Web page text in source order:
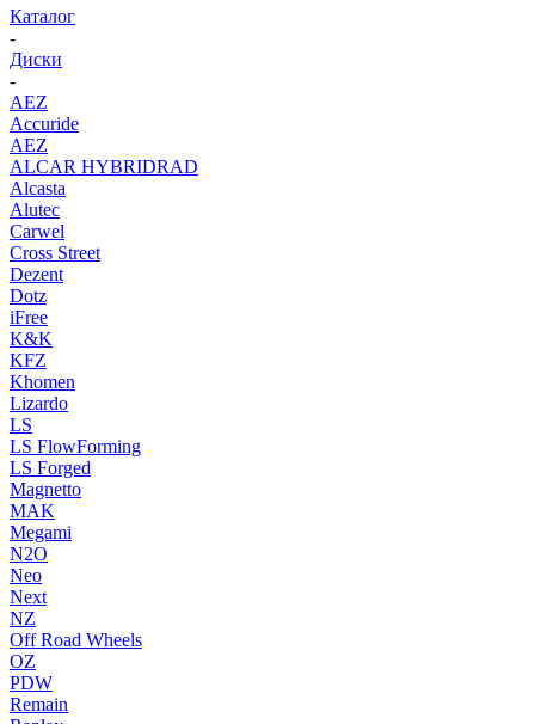
Каталог
-
Диски
-
AEZ
Accuride
AEZ
ALCAR HYBRIDRAD
Alcasta
Alutec
Carwel
Cross Street
Dezent
Dotz
iFree
K&K
KFZ
Khomen
Lizardo
LS
LS FlowForming
LS Forged
Magnetto
MAK
Megami
N2O
Neo
Next
NZ
Off Road Wheels
OZ
PDW
Remain